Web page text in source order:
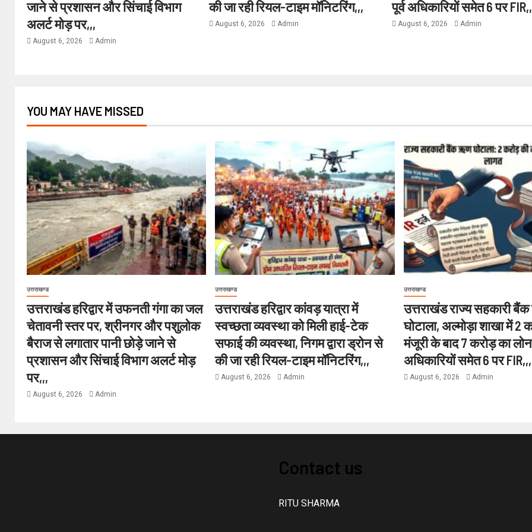
जाने से प्रशासन और सिंचाई विभाग
अलर्ट मोड़ पर,,,
August 6, 2026 Admin
की जा रही रियल-टाइम मॉनिटरिंग,,,
August 6, 2026 Admin
पूर्व अधिकारियों समेत 6 पर
August 6, 2026 Admin
YOU MAY HAVE MISSED
उत्तराखण्ड
उत्तराखंड हरिद्वार में उफनती गंगा का जल
चेतावनी स्तर पर, श्रीनगर और पशुलोक
बैराज से लगातार पानी छोड़े जाने से
प्रशासन और सिंचाई विभाग अलर्ट मोड़
पर,,,
August 6, 2026 Admin
उत्तराखण्ड
उत्तराखंड हरिद्वार कांवड़ यात्रा में
स्वच्छता व्यवस्था को मिली हाई-टेक
सफाई की व्यवस्था, निगम द्वारा ड्रोन से
की जा रही रियल-टाइम मॉनिटरिंग,,,
August 6, 2026 Admin
उत्तराखण्ड
उत्तराखंड राज्य सहकारी
घोटाला, अल्मोड़ा शाखा में 2
मंजूरी के बाद 7 करोड़ का लोन
अधिकारियों समेत 6 पर FIR,,,
August 6, 2026 Admin
Contact us
RITU SHARMA